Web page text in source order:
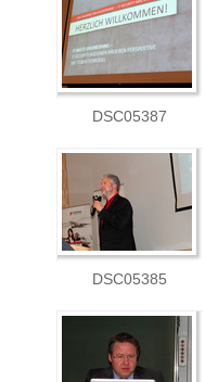
DSC05387
DSC05385